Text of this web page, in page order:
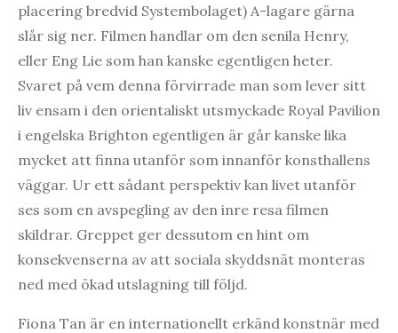
placering bredvid Systembolaget) A-lagare gärna
slår sig ner. Filmen handlar om den senila Henry,
eller Eng Lie som han kanske egentligen heter.
Svaret på vem denna förvirrade man som lever sitt
liv ensam i den orientaliskt utsmyckade Royal Pavilion
i engelska Brighton egentligen är går kanske lika
mycket att finna utanför som innanför konsthallens
väggar. Ur ett sådant perspektiv kan livet utanför
ses som en avspegling av den inre resa filmen
skildrar. Greppet ger dessutom en hint om
konsekvenserna av att sociala skyddsnät monteras
ned med ökad utslagning till följd.
Fiona Tan är en internationellt erkänd konstnär med